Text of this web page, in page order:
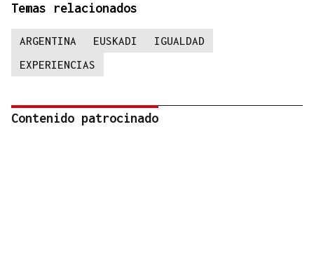
Temas relacionados
ARGENTINA EUSKADI
IGUALDAD
EXPERIENCIAS
Contenido patrocinado